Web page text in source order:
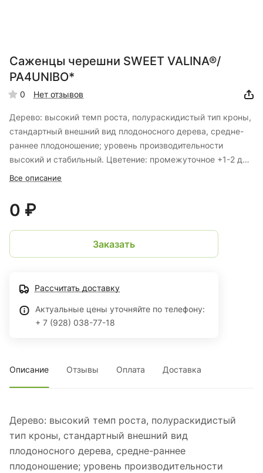
Саженцы черешни SWEET VALINA®/
PA4UNIBO*
0 Нет отзывов
Дерево: высокий темп роста, полураскидистый тип кроны,
стандартный внешний вид плодоносного дерева, средне-
раннее плодоношение; уровень производительности
высокий и стабильный. Цветение: промежуточное +1-2 дня
B.Burlat Самоопыляющийся (аллели S3S4’). Плоды крупные
ярко-красный (по шкале 4 CTIFL*) по мере созревания
превращается в насыщенный пурпурно-красный ( по
шкале 5 CTIFL). Мякоть благородной консистенции,
ароматная, приятная на вкус. Сбор урожая:
среднепромежуточный, +20 дней B.Burlat; отличные
Grace Star, Sweet Saretta, Sweet Stephany.
Все описание
0 ₽
Заказать
Рассчитать доставку
Актуальные цены уточняйте по телефону:
+ 7 (928) 038-77-18
Описание Отзывы Оплата Доставка
Дерево: высокий темп роста, полураскидистый
тип кроны, стандартный внешний вид
плодоносного дерева, средне-раннее
плодоношение; уровень производительности